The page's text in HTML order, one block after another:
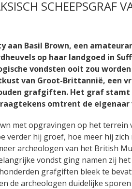
SCHEEPSGRAF
aan Basil Brown, een
op haar landgoed in
vondsten ooit zou
van Groot-Brittannië, een
grafgiften. Het graf stamt
omtrent de
met opgravingen op het terrein
verder hij groef, hoe meer hij
archeologen van het British
vondst ging namen zij
grafgiften bleek te
de archeologen duidelijke